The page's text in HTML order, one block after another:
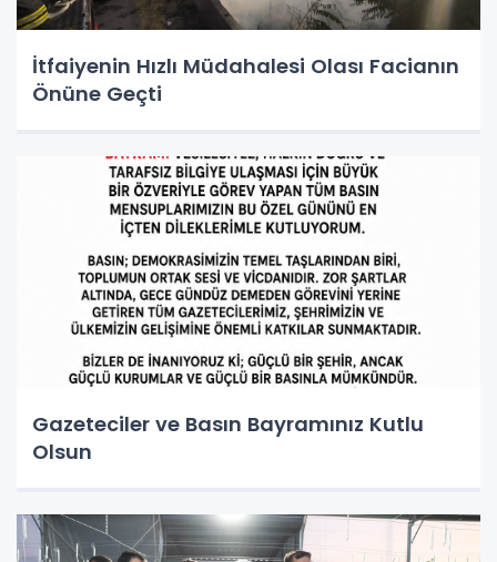
İtfaiyenin Hızlı Müdahalesi Olası Facianın
Önüne Geçti
Gazeteciler ve Basın Bayramınız Kutlu
Olsun